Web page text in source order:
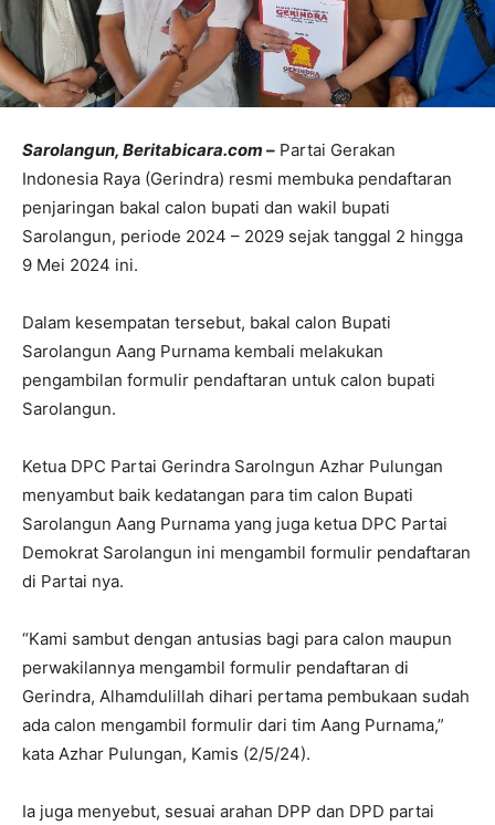
Sarolangun, Beritabicara.com – Partai Gerakan
Indonesia Raya (Gerindra) resmi membuka pendaftaran
penjaringan bakal calon bupati dan wakil bupati
Sarolangun, periode 2024 – 2029 sejak tanggal 2 hingga
9 Mei 2024 ini.
Dalam kesempatan tersebut, bakal calon Bupati
Sarolangun Aang Purnama kembali melakukan
pengambilan formulir pendaftaran untuk calon bupati
Sarolangun.
Ketua DPC Partai Gerindra Sarolngun Azhar Pulungan
menyambut baik kedatangan para tim calon Bupati
Sarolangun Aang Purnama yang juga ketua DPC Partai
Demokrat Sarolangun ini mengambil formulir pendaftaran
di Partai nya.
“Kami sambut dengan antusias bagi para calon maupun
perwakilannya mengambil formulir pendaftaran di
Gerindra, Alhamdulillah dihari pertama pembukaan sudah
ada calon mengambil formulir dari tim Aang Purnama,”
kata Azhar Pulungan, Kamis (2/5/24).
Ia juga menyebut, sesuai arahan DPP dan DPD partai